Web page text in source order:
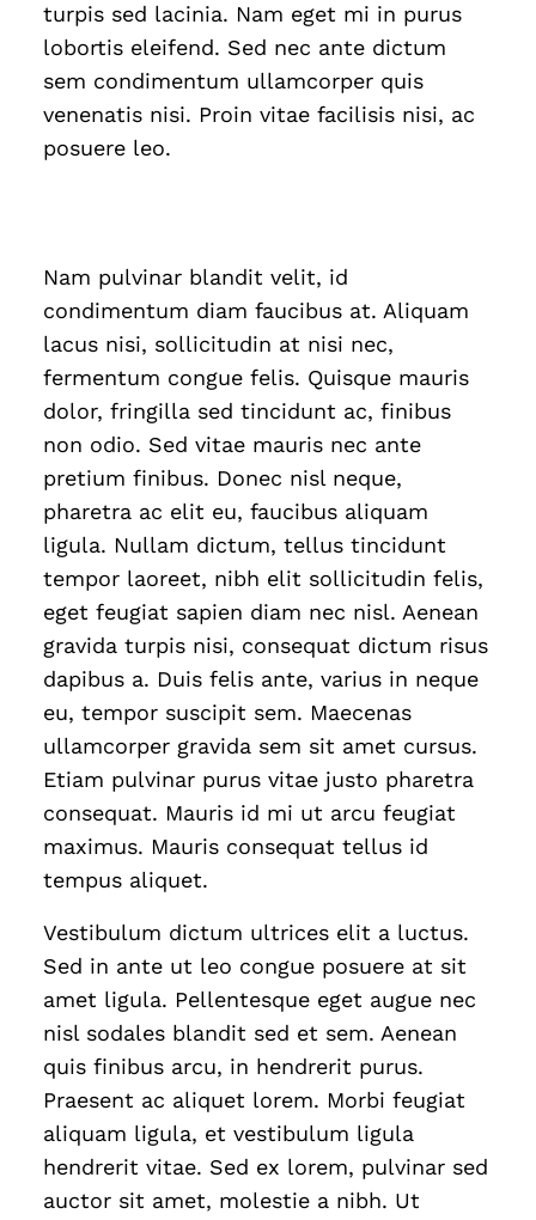
turpis sed lacinia. Nam eget mi in purus
lobortis eleifend. Sed nec ante dictum
sem condimentum ullamcorper quis
venenatis nisi. Proin vitae facilisis nisi, ac
posuere leo.
Nam pulvinar blandit velit, id
condimentum diam faucibus at. Aliquam
lacus nisi, sollicitudin at nisi nec,
fermentum congue felis. Quisque mauris
dolor, fringilla sed tincidunt ac, finibus
non odio. Sed vitae mauris nec ante
pretium finibus. Donec nisl neque,
pharetra ac elit eu, faucibus aliquam
ligula. Nullam dictum, tellus tincidunt
tempor laoreet, nibh elit sollicitudin felis,
eget feugiat sapien diam nec nisl. Aenean
gravida turpis nisi, consequat dictum risus
dapibus a. Duis felis ante, varius in neque
eu, tempor suscipit sem. Maecenas
ullamcorper gravida sem sit amet cursus.
Etiam pulvinar purus vitae justo pharetra
consequat. Mauris id mi ut arcu feugiat
maximus. Mauris consequat tellus id
tempus aliquet.
Vestibulum dictum ultrices elit a luctus.
Sed in ante ut leo congue posuere at sit
amet ligula. Pellentesque eget augue nec
nisl sodales blandit sed et sem. Aenean
quis finibus arcu, in hendrerit purus.
Praesent ac aliquet lorem. Morbi feugiat
aliquam ligula, et vestibulum ligula
hendrerit vitae. Sed ex lorem, pulvinar sed
auctor sit amet, molestie a nibh. Ut